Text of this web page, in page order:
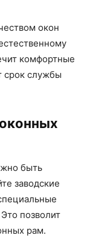
окон
комфортные
срок службы
быть
заводские
позволит
рам.